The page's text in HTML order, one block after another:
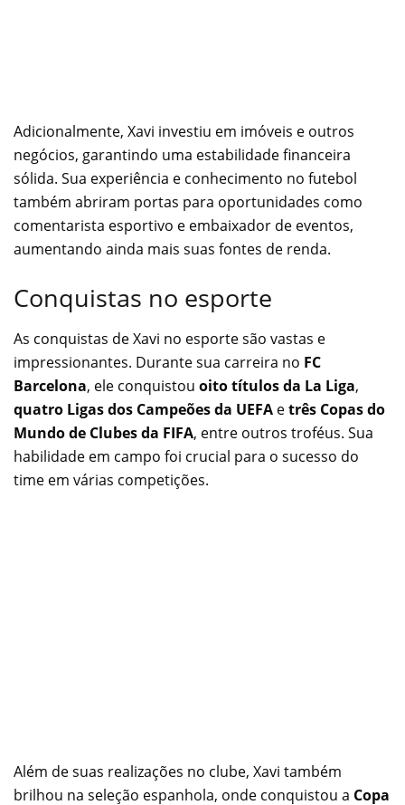
Adicionalmente, Xavi investiu em imóveis e outros
negócios, garantindo uma estabilidade financeira
sólida. Sua experiência e conhecimento no futebol
também abriram portas para oportunidades como
comentarista esportivo e embaixador de eventos,
aumentando ainda mais suas fontes de renda.
Conquistas no esporte
As conquistas de Xavi no esporte são vastas e
impressionantes. Durante sua carreira no FC
Barcelona, ele conquistou oito títulos da La Liga,
quatro Ligas dos Campeões da UEFA etrês Copas do
Mundo de Clubes da FIFA, entre outros troféus. Sua
habilidade em campo foi crucial para o sucesso do
time em várias competições.
Além de suas realizações no clube, Xavi também
brilhou na seleção espanhola, onde conquistou a Copa